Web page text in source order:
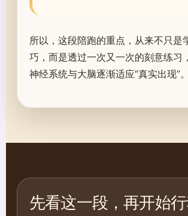
所以，这段陪跑的重点，从来不只是
巧，而是透过一次又一次的刻意练习
神经系统与大脑逐渐适应“真实出现”。
先看这一段，再开始